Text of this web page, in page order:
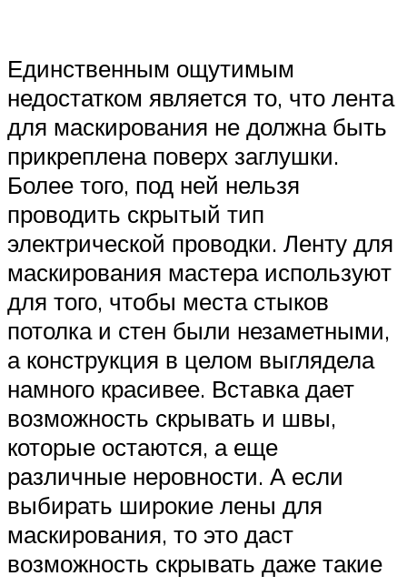
Единственным ощутимым
недостатком является то, что лента
для маскирования не должна быть
прикреплена поверх заглушки.
Более того, под ней нельзя
проводить скрытый тип
электрической проводки. Ленту для
маскирования мастера используют
для того, чтобы места стыков
потолка и стен были незаметными,
а конструкция в целом выглядела
намного красивее. Вставка дает
возможность скрывать и швы,
которые остаются, а еще
различные неровности. А если
выбирать широкие лены для
маскирования, то это даст
возможность скрывать даже такие